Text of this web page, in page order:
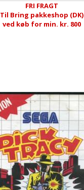
FRI FRAGT
Til Bring pakkeshop (DK)
ved køb for min. kr. 800